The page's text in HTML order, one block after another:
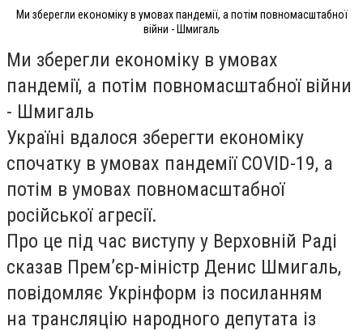
Ми зберегли економіку в умовах пандемії, а потім повномасштабної
війни - Шмигаль
Ми зберегли економіку в умовах
пандемії, а потім повномасштабної війни
- Шмигаль
Україні вдалося зберегти економіку
спочатку в умовах пандемії COVID-19, а
потім в умовах повномасштабної
російської агресії.
Про це під час виступу у Верховній Раді
сказав Премʼєр-міністр Денис Шмигаль,
повідомляє Укрінформ із посиланням
на трансляцію народного депутата із